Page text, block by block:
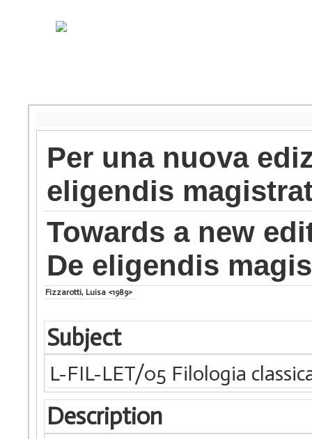
Per una nuova
eligendis
Towards a new
De eligendis
Fizzarotti, Luisa <1989>
Subject
L-FIL-LET/05 Filologia
Description